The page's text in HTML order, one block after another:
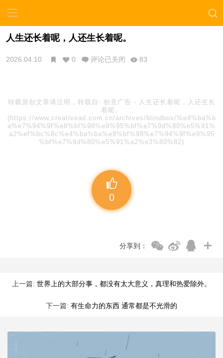
人生还长着呢，人还生长着呢。
2026.04.10 0 评论已关闭 83
转载原创文章请注明，转载自: 创意广告 - 人生还长着呢，人还生长
着呢。
(https://www.creativead.com.cn/archives/blindbox/%e4%ba%b
a%e7%94%9f%e8%bf%98%e9%95%bf%e7%9d%80%e5%91%
a2%ef%bc%8c%e4%ba%ba%e8%bf%98%e7%94%9f%e9%95
%bf%e7%9d%80%e5%91%a2%e3%80%82)
0
分享到：
上一篇: 世界上的大部分事，都没有太大意义，真理和热爱除外。
下一篇: 有生命力的东西 通常都是不光滑的